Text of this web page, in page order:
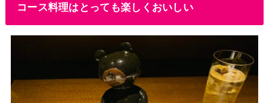
コース料理はとっても楽しくおいしい